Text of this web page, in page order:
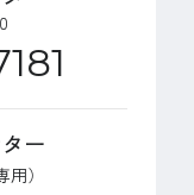
ー
）